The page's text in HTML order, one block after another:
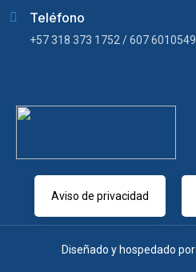
Teléfono
+57 318 373 1752 / 607 6010549
Aviso de privacidad
Diseñado y hospedado por